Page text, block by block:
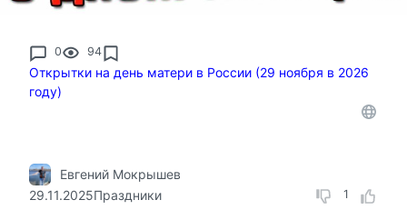
0 94
Открытки на день матери в России (29 ноября в 2026
году)
1
Евгений Мокрышев
29.11.2025Праздники